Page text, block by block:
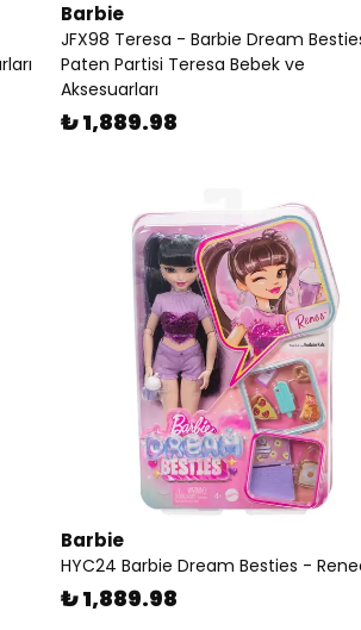
Barbie
JFX98 Teresa - Barbie Dream
Paten Partisi Teresa Bebek ve
Aksesuarları
₺ 1,889.98
Barbie
HYC24 Barbie Dream Besties -
₺ 1,889.98